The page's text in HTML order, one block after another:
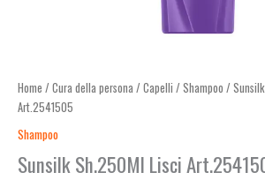
Home / Cura della persona / Capelli / Shampoo /
Art.2541505
Shampoo
Sunsilk Sh.250Ml Lisci